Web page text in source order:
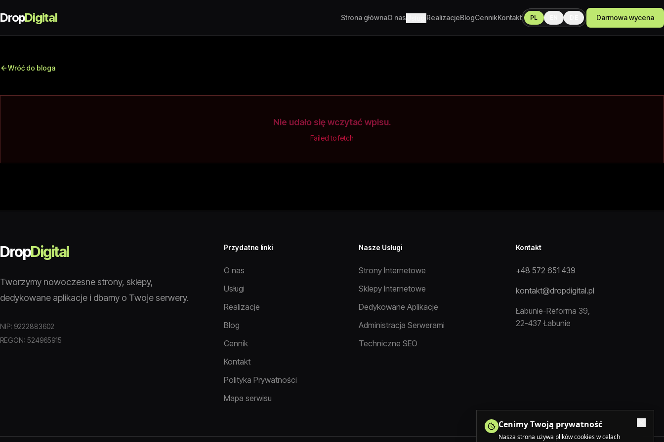
DropDigital Strona głównaO nas RealizacjeBlogCennikKontakt PL Darmowa wycena
Wróć do bloga
Nie udało się wczytać wpisu.
Failed to fetch
DropDigital
Tworzymy nowoczesne strony, sklepy,
dedykowane aplikacje i dbamy o Twoje serwery.
NIP: 9222883602
REGON: 524965915
Przydatne linki
O nas
Usługi
Realizacje
Blog
Cennik
Kontakt
Polityka Prywatności
Mapa serwisu
Nasze Usługi
Strony Internetowe
Sklepy Internetowe
Dedykowane Aplikacje
Administracja Serwerami
Techniczne SEO
Kontakt
+48 572 651 439
kontakt@dropdigital.pl
Łabunie-Reforma 39,
22-437 Łabunie
Cenimy Twoją prywatność
Nasza strona używa plików cookies w celach